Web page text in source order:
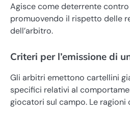
Agisce come deterrente
promuovendo il rispetto delle
dell’arbitro.
Criteri per l’emissione di
Gli arbitri emettono cartellini
specifici relativi al
giocatori sul campo. Le ragioni